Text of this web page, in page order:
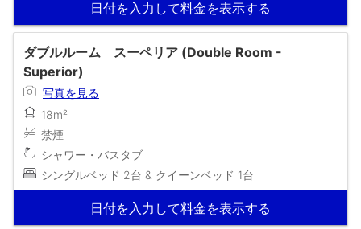
日付を入力して料金を表示する
ダブルルーム スーペリア (Double Room -
Superior)
写真を見る
18m²
禁煙
シャワー・バスタブ
シングルベッド 2台 & クイーンベッド 1台
日付を入力して料金を表示する